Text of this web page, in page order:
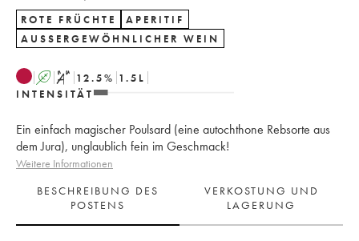
ROTE FRÜCHTE
APERITIF
AUSSERGEWÖHNLICHER WEIN
A S 12.5% 1.5 L
INTENSITÄT
Ein einfach magischer Poulsard (eine autochthone Rebsorte aus
dem Jura), unglaublich fein im Geschmack!
Weitere Informationen
BESCHREIBUNG DES
POSTENS
VERKOSTUNG UND
LAGERUNG